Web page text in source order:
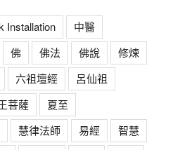
Installation
中醫
佛 佛法 佛說
修煉
六祖壇經
呂仙祖
菩薩
夏至
慧律法師 易經
智慧